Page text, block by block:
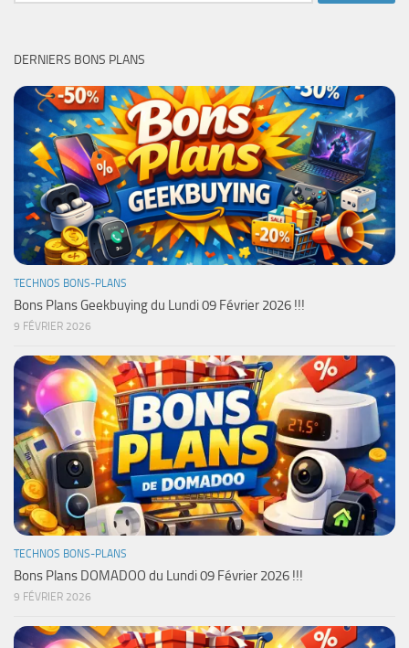
DERNIERS BONS PLANS
TECHNOS BONS-PLANS
Bons Plans Geekbuying du Lundi 09 Février 2026 !!!
9 FÉVRIER 2026
TECHNOS BONS-PLANS
Bons Plans DOMADOO du Lundi 09 Février 2026 !!!
9 FÉVRIER 2026